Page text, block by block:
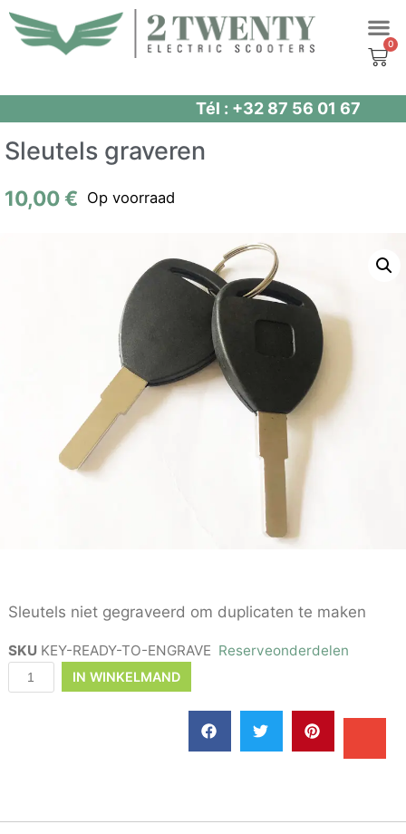
Spring
naar
Tél : +32 87 56 01 67
Sleutels graveren
10,00€ Op voorraad
Sleutels niet gegraveerd om duplicaten te maken
SKU KEY-READY-TO-ENGRAVE Reserveonderdelen
IN WINKELMAND